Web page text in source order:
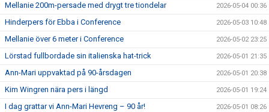
Mellanie 200m-persade med drygt tre tiondelar 2026-05-04 00:36
Hinderpers för Ebba i Conference 2026-05-03 10:48
Mellanie över 6 meter i Conference 2026-05-02 23:25
Lörstad fullbordade sin italienska hat-trick 2026-05-01 21:35
Ann-Mari uppvaktad på 90-årsdagen 2026-05-01 20:38
Kim Wingren nära pers i längd 2026-05-01 19:24
I dag grattar vi Ann-Mari Hevreng – 90 år! 2026-05-01 08:26